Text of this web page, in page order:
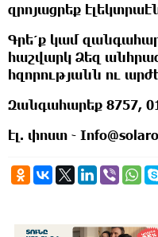
զրոյացրեք
Գրե՛ք կամ
հաշվարկ Ձեզ
հզորությանն ու
Զանգահարեք 8757,
էլ. փոստ ֊